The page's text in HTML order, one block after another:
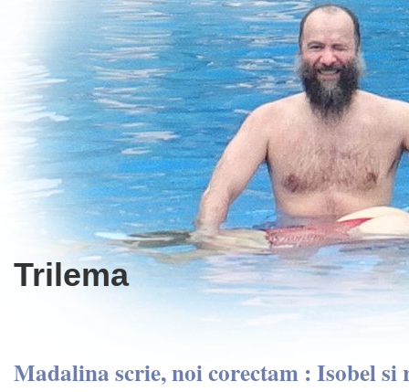
Trilema
Madalina scrie, noi corectam : Isobel si